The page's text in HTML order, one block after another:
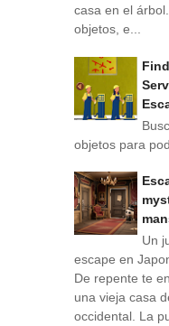
casa en el
objetos, e...
objetos para
Un
escape en
De repente te
una vieja casa
occidental. La